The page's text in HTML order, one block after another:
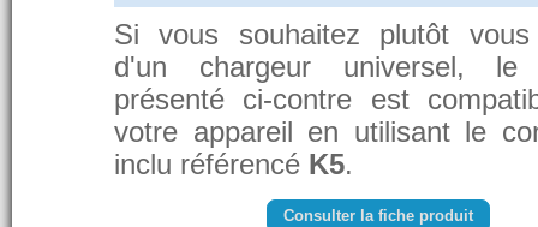
Si vous souhaitez plutôt vous
d'un chargeur universel, le
présenté ci-contre est
votre appareil en utilisant le
inclu référencé K5.
Consulter la fiche produit